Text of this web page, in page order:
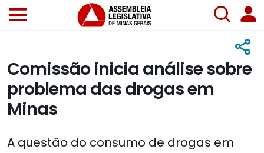
Comissão inicia análise sobre
problema das drogas em
Minas
A questão do consumo de drogas em